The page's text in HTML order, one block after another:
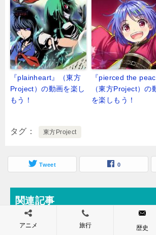
『plainheart』（東方
Project）の動画を楽し
もう！
『pierced the
（東方Project）の
を楽しもう！
タグ 東方Project
Tweet 0
関連記事
アニメ 旅行 歴史